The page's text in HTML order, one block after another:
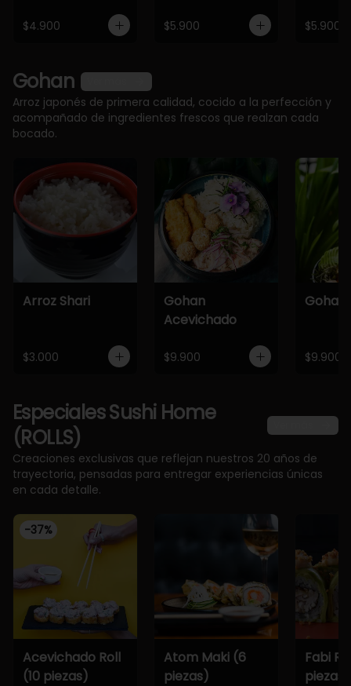
$4.900 $5.900 $5.900
Gohan
Arroz japonés de primera calidad, cocido a la perfección y
acompañado de ingredientes frescos que realzan cada
bocado.
Arroz Shari
$3.000
Gohan
Acevichado
$9.900
Gohan
$9.900
Especiales Sushi Home
(ROLLS)
Creaciones exclusivas que reflejan nuestros 20 años de
trayectoria, pensadas para entregar experiencias únicas
en cada detalle.
-37%
Acevichado Roll
(10 piezas)
Atom Maki (6
piezas)
Fabi
piezas)